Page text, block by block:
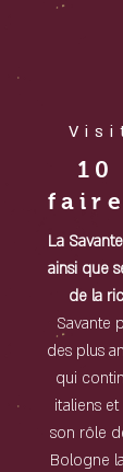
10
La
ainsi que
de la
Savante
des plus
qui
italiens
son rôle
Bologne